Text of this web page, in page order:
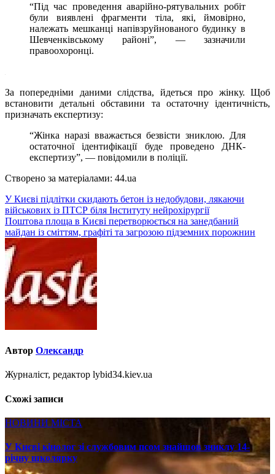
“Під час проведення аварійно-рятувальних робіт
були виявлені фрагменти тіла, які, ймовірно,
належать мешканці напівзруйнованого будинку в
Шевченківському районі”, — зазначили
правоохоронці.
За попередніми даними слідства, йдеться про жінку. Щоб
встановити детальні обставини та остаточну ідентичність,
призначать експертизу:
“Жінка наразі вважається безвісти зниклою. Для
остаточної ідентифікації буде проведено ДНК-
експертизу”, — повідомили в поліції.
Створено за матеріалами: 44.ua
Навігація
записів
У Києві підлітки скидають бетон із недобудови, лякаючи
військових із ПТСР біля Інституту нейрохірургії
Поштова площа в Києві перетворюється на занедбаний
майдан із сміттям, графіті та загрозою підземних порожнин
Автор Олександр
Журналіст, редактор lybid34.kiev.ua
Схожі записи
НОВИНИ МІСТА
У Києві кінолог зі службовим псом знайшов зниклу 14-
річну школярку